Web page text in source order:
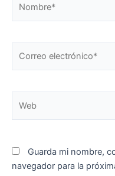
Guarda mi nombre,
navegador para la